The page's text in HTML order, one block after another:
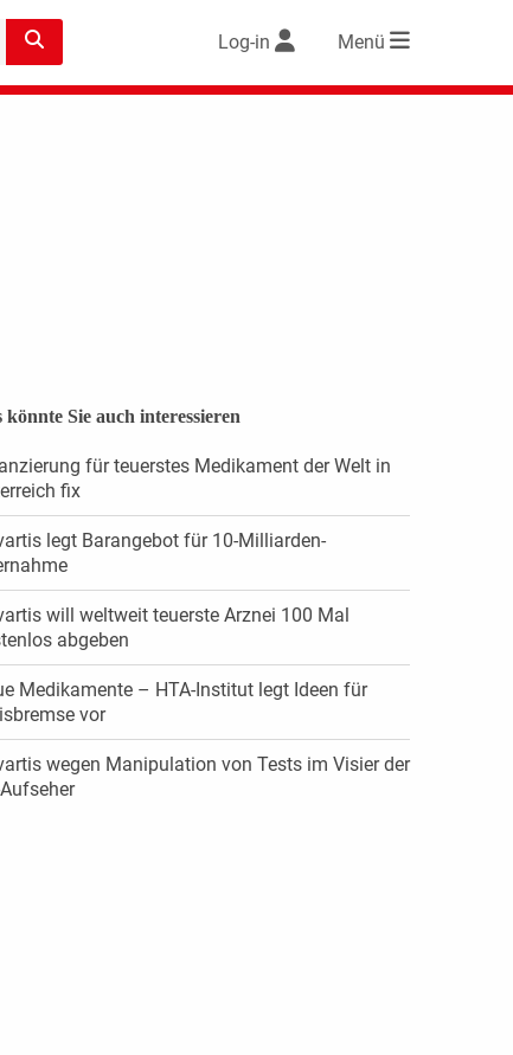
Log-in Menü
könnte Sie auch interessieren
für teuerstes Medikament der Welt in
fix
legt Barangebot für 10-Milliarden-
will weltweit teuerste Arznei 100 Mal
abgeben
Medikamente – HTA-Institut legt Ideen für
vor
wegen Manipulation von Tests im Visier der